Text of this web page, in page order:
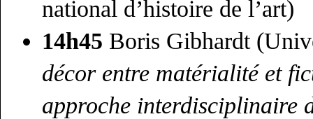
national d’histoire de l’art)
14h45 Boris Gibhardt
décor entre matérialité et
approche interdisciplinaire